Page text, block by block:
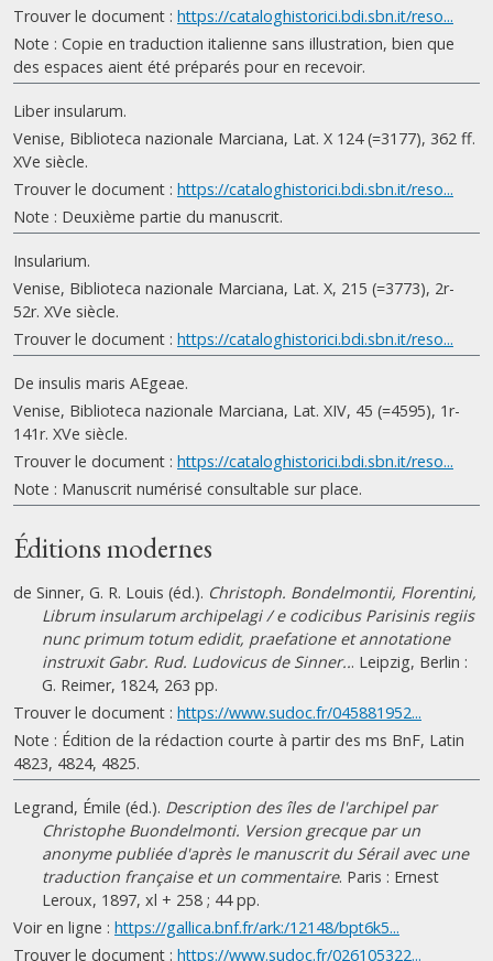
Trouver le document : https://cataloghistorici.bdi.sbn.it/reso...
Note : Copie en traduction italienne sans illustration, bien que
des espaces aient été préparés pour en recevoir.
Liber insularum.
Venise, Biblioteca nazionale Marciana, Lat. X 124 (=3177), 362 ff.
XVe siècle.
Trouver le document : https://cataloghistorici.bdi.sbn.it/reso...
Note : Deuxième partie du manuscrit.
Insularium.
Venise, Biblioteca nazionale Marciana, Lat. X, 215 (=3773), 2r-
52r. XVe siècle.
Trouver le document : https://cataloghistorici.bdi.sbn.it/reso...
De insulis maris AEgeae.
Venise, Biblioteca nazionale Marciana, Lat. XIV, 45 (=4595), 1r-
141r. XVe siècle.
Trouver le document : https://cataloghistorici.bdi.sbn.it/reso...
Note : Manuscrit numérisé consultable sur place.
Éditions modernes
de Sinner, G. R. Louis (éd.). Christoph. Bondelmontii, Florentini,
Librum insularum archipelagi / e codicibus Parisinis regiis
nunc primum totum edidit, praefatione et annotatione
instruxit Gabr. Rud. Ludovicus de Sinner... Leipzig, Berlin :
G. Reimer, 1824, 263 pp.
Trouver le document : https://www.sudoc.fr/045881952...
Note : Édition de la rédaction courte à partir des ms BnF, Latin
4823, 4824, 4825.
Legrand, Émile (éd.). Description des îles de l'archipel par
Christophe Buondelmonti. Version grecque par un
anonyme publiée d'après le manuscrit du Sérail avec une
traduction française et un commentaire. Paris : Ernest
Leroux, 1897, xl + 258 ; 44 pp.
Voir en ligne : https://gallica.bnf.fr/ark:/12148/bpt6k5...
Trouver le document : https://www.sudoc.fr/026105322...